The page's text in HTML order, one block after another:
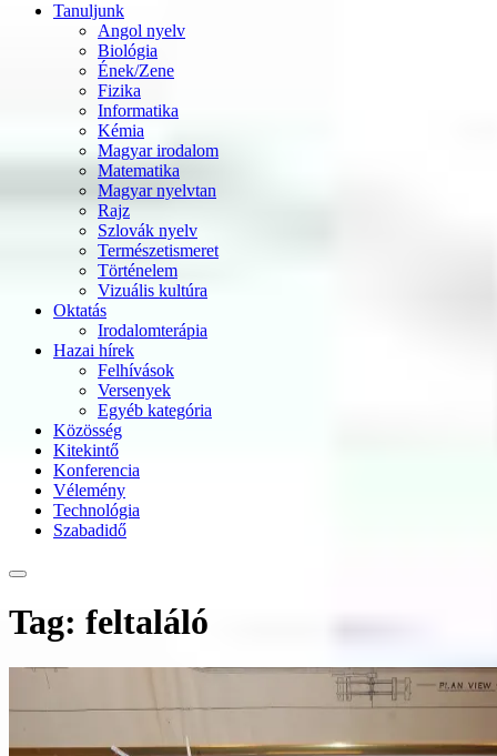
Tanuljunk
Angol nyelv
Biológia
Ének/Zene
Fizika
Informatika
Kémia
Magyar irodalom
Matematika
Magyar nyelvtan
Rajz
Szlovák nyelv
Természetismeret
Történelem
Vizuális kultúra
Oktatás
Irodalomterápia
Hazai hírek
Felhívások
Versenyek
Egyéb kategória
Közösség
Kitekintő
Konferencia
Vélemény
Technológia
Szabadidő
Tag: feltaláló